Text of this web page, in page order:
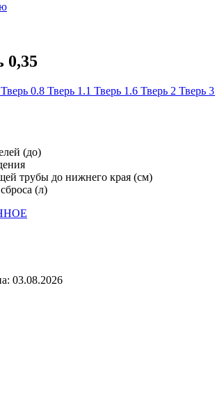
0,35
Тверь 0.8 Тверь 1.1 Тверь 1.6 Тверь 2 Тверь 3
(до)
трубы до нижнего края (см)
(л)
03.08.2026